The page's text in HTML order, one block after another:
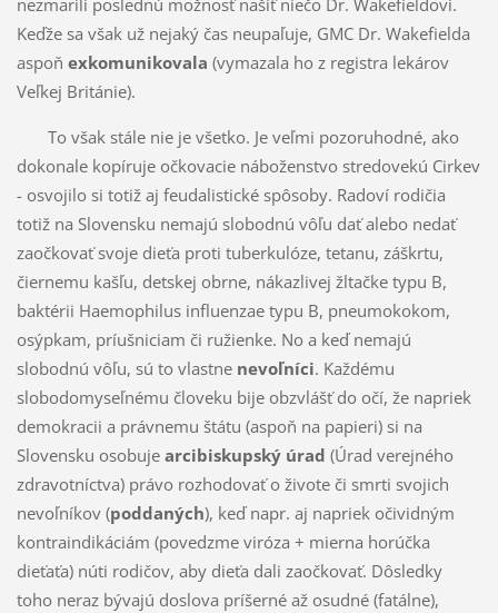
nezmarili poslednú možnosť našiť niečo Dr. Wakefieldovi.
Keďže sa však už nejaký čas neupaľuje, GMC Dr. Wakefielda
aspoň exkomunikovala (vymazala ho z registra lekárov
Veľkej Británie).
To však stále nie je všetko. Je veľmi pozoruhodné, ako
dokonale kopíruje očkovacie náboženstvo stredovekú Cirkev
- osvojilo si totiž aj feudalistické spôsoby. Radoví rodičia
totiž na Slovensku nemajú slobodnú vôľu dať alebo nedať
zaočkovať svoje dieťa proti tuberkulóze, tetanu, záškrtu,
čiernemu kašľu, detskej obrne, nákazlivej žltačke typu B,
baktérii Haemophilus influenzae typu B, pneumokokom,
osýpkam, príušniciam či ružienke. No a keď nemajú
slobodnú vôľu, sú to vlastne nevoľníci. Každému
slobodomyseľnému človeku bije obzvlášť do očí, že napriek
demokracii a právnemu štátu (aspoň na papieri) si na
Slovensku osobuje arcibiskupský úrad (Úrad verejného
zdravotníctva) právo rozhodovať o živote či smrti svojich
nevoľníkov (poddaných), keď napr. aj napriek očividným
kontraindikáciám (povedzme viróza + mierna horúčka
dieťaťa) núti rodičov, aby dieťa dali zaočkovať. Dôsledky
toho neraz bývajú doslova príšerné až osudné (fatálne),